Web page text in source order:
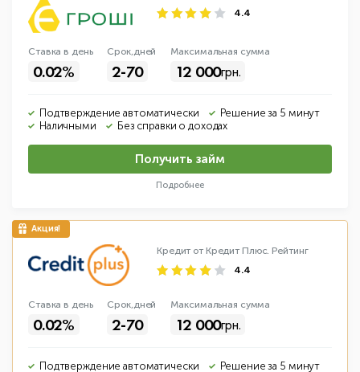
4.4
Ставка в день
0.02%
Срок,дней
2-70
Максимальная сумма
12 000грн.
Подтверждение автоматически
Решение за 5 минут
Наличными
Без справки о доходах
Получить займ
Подробнее
Кредит от Кредит Плюс. Рейтинг
4.4
Ставка в день
0.02%
Срок,дней
2-70
Максимальная сумма
12 000грн.
Подтверждение автоматически
Решение за 5 минут